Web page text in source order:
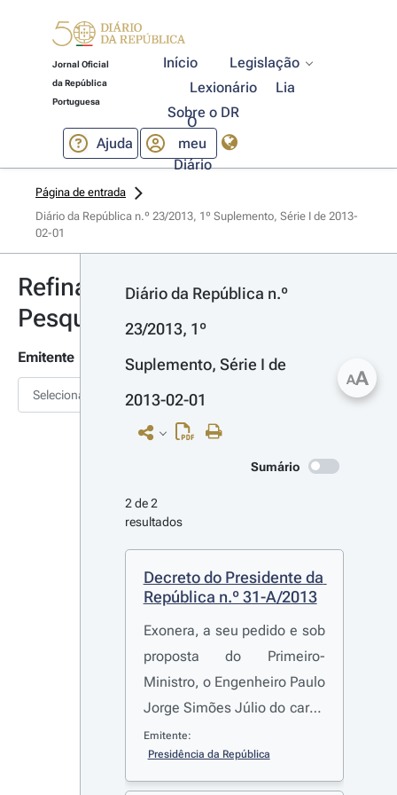
Jornal Oficial
da República
Portuguesa
Início
Legislação
Lexionário
Lia
Sobre o DR
Ajuda
O
meu
Diário
Página de entrada
Diário da República n.º 23/2013, 1º Suplemento, Série I de 2013-
02-01
Refinar
Pesquisa
Emitente
Selecionar
Diário da República n.º
23/2013, 1º
Suplemento, Série I de
2013-02-01
Sumário
2 de 2
resultados
Decreto do Presidente da
República n.º 31-A/2013
Exonera, a seu pedido e sob
proposta do Primeiro-
Ministro, o Engenheiro Paulo
Jorge Simões Júlio do cargo
de Secretário de Estado da
Administração Local e
Reforma Administrativa, o
Emitente:
Presidência da República
AA